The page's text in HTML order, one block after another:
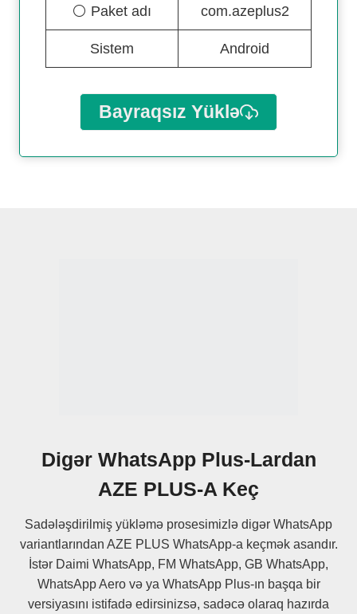
⚪️ Paket adı com.azeplus2
Sistem Android
Bayraqsız Yüklə
Digər WhatsApp Plus-Lardan
AZE PLUS-A Keç
Sadələşdirilmiş yükləmə prosesimizlə digər WhatsApp
variantlarından AZE PLUS WhatsApp-a keçmək asandır.
İstər Daimi WhatsApp, FM WhatsApp, GB WhatsApp,
WhatsApp Aero və ya WhatsApp Plus-ın başqa bir
versiyasını istifadə edirsinizsə, sadəcə olaraq hazırda